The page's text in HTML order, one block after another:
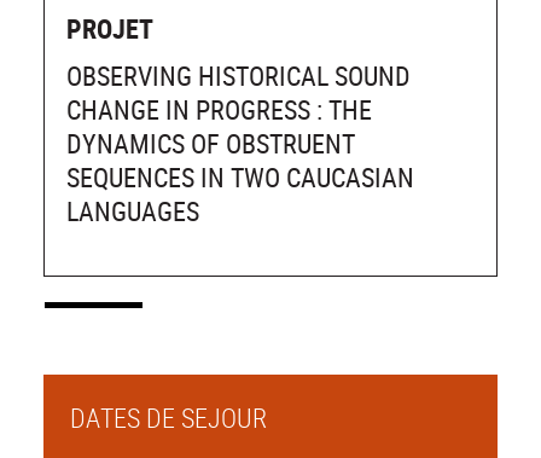
PROJET
OBSERVING HISTORICAL SOUND
CHANGE IN PROGRESS : THE
DYNAMICS OF OBSTRUENT
SEQUENCES IN TWO CAUCASIAN
LANGUAGES
DATES DE SEJOUR